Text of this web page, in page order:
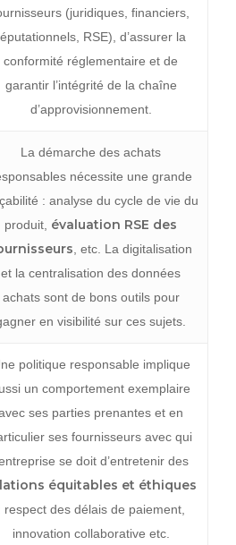
(juridiques, financiers,
RSE), d’assurer la
conformité réglementaire et de
garantir l’intégrité de la chaîne
d’approvisionnement.
La démarche des achats
nécessite une grande
: analyse du cycle de vie du
produit, évaluation RSE des
, etc. La digitalisation
et la centralisation des données
achats sont de bons outils pour
en visibilité sur ces sujets.
politique responsable implique
un comportement exemplaire
ses parties prenantes et en
ses fournisseurs avec qui
se doit d’entretenir des
équitables et éthiques
respect des délais de paiement,
innovation collaborative etc.